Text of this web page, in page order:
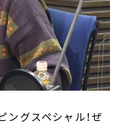
グスペシャル！ぜ